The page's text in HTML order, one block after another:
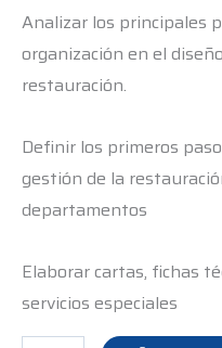
Analizar los principales
organización en el
restauración.
Definir los primeros
gestión de la
departamentos
Elaborar cartas, fichas
servicios especiales